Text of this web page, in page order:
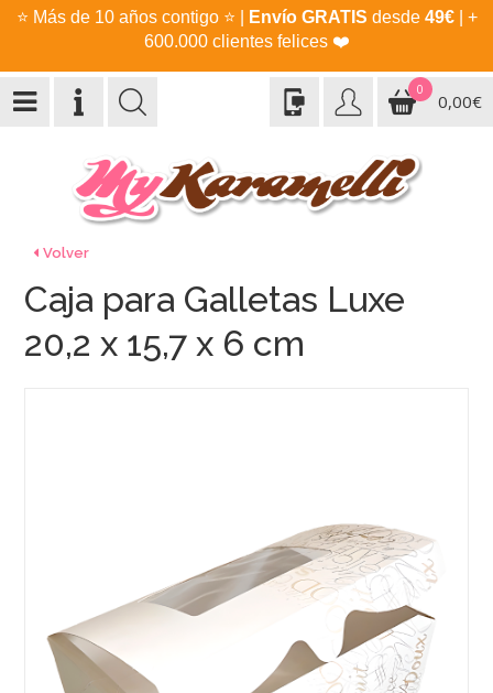
⭐ Más de 10 años contigo ⭐ Envío GRATIS desde 49€| +
600.000 clientes felices ❤️
0
0,00€
Volver
Caja para Galletas Luxe
20,2 x 15,7 x 6 cm